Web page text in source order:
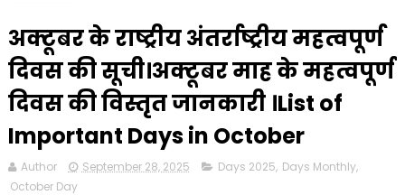
अक्टूबर के राष्ट्रीय अंतर्राष्ट्रीय महत्वपूर्ण
दिवस की सूची।अक्टूबर माह के महत्वपूर्ण
दिवस की विस्तृत जानकारी ।List of
Important Days in October
Author September 28, 2025 Days 2025, Days Monthly,
October Day